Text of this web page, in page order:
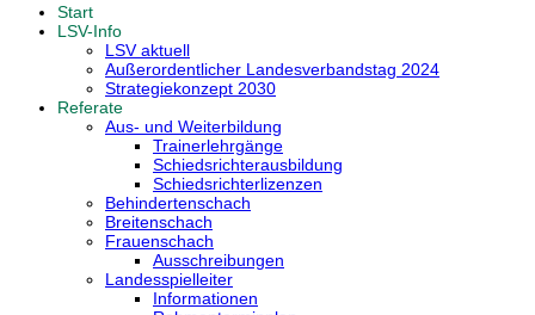
Start
LSV-Info
LSV aktuell
Außerordentlicher Landesverbandstag 2024
Strategiekonzept 2030
Referate
Aus- und Weiterbildung
Trainerlehrgänge
Schiedsrichterausbildung
Schiedsrichterlizenzen
Behindertenschach
Breitenschach
Frauenschach
Ausschreibungen
Landesspielleiter
Informationen